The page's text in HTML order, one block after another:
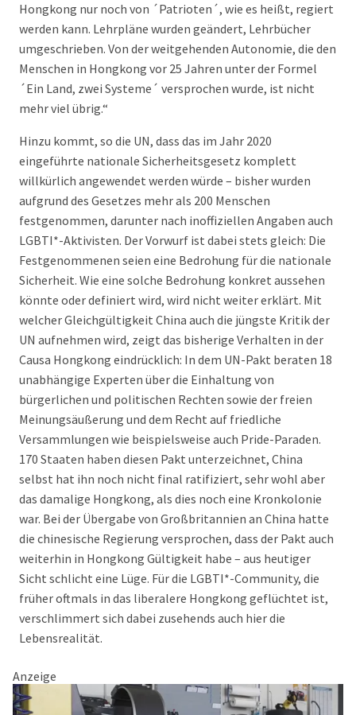
Hongkong nur noch von ´Patrioten´, wie es heißt, regiert
werden kann. Lehrpläne wurden geändert, Lehrbücher
umgeschrieben. Von der weitgehenden Autonomie, die den
Menschen in Hongkong vor 25 Jahren unter der Formel
´Ein Land, zwei Systeme´ versprochen wurde, ist nicht
mehr viel übrig.“
Hinzu kommt, so die UN, dass das im Jahr 2020
eingeführte nationale Sicherheitsgesetz komplett
willkürlich angewendet werden würde – bisher wurden
aufgrund des Gesetzes mehr als 200 Menschen
festgenommen, darunter nach inoffiziellen Angaben auch
LGBTI*-Aktivisten. Der Vorwurf ist dabei stets gleich: Die
Festgenommenen seien eine Bedrohung für die nationale
Sicherheit. Wie eine solche Bedrohung konkret aussehen
könnte oder definiert wird, wird nicht weiter erklärt. Mit
welcher Gleichgültigkeit China auch die jüngste Kritik der
UN aufnehmen wird, zeigt das bisherige Verhalten in der
Causa Hongkong eindrücklich: In dem UN-Pakt beraten 18
unabhängige Experten über die Einhaltung von
bürgerlichen und politischen Rechten sowie der freien
Meinungsäußerung und dem Recht auf friedliche
Versammlungen wie beispielsweise auch Pride-Paraden.
170 Staaten haben diesen Pakt unterzeichnet, China
selbst hat ihn noch nicht final ratifiziert, sehr wohl aber
das damalige Hongkong, als dies noch eine Kronkolonie
war. Bei der Übergabe von Großbritannien an China hatte
die chinesische Regierung versprochen, dass der Pakt auch
weiterhin in Hongkong Gültigkeit habe – aus heutiger
Sicht schlicht eine Lüge. Für die LGBTI*-Community, die
früher oftmals in das liberalere Hongkong geflüchtet ist,
verschlimmert sich dabei zusehends auch hier die
Lebensrealität.
Anzeige